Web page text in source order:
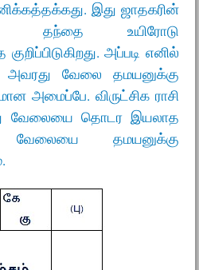
இது ஜாதகரின்
தந்தை உயிரோடு
அப்படி எனில்
வேலை தமயனுக்கு
அமைப்பே. விருட்சிக ராசி
வேலையை தொடர இயலாத
தமயனுக்கு